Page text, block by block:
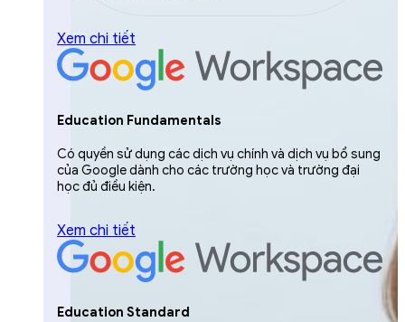
Xem chi tiết
Education Fundamentals
Có quyền sử dụng các dịch vụ chính và dịch vụ bổ sung
của Google dành cho các trường học và trường đại
học đủ điều kiện.
Xem chi tiết
Education Standard